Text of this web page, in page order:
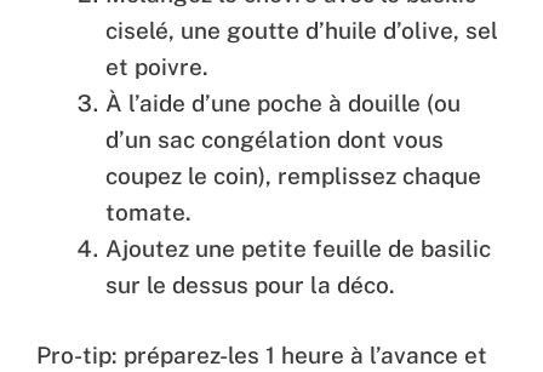
ciselé, une goutte d’huile d’olive, sel
et poivre.
À l’aide d’une poche à douille (ou
d’un sac congélation dont vous
coupez le coin), remplissez chaque
tomate.
Ajoutez une petite feuille de basilic
sur le dessus pour la déco.
Pro-tip: préparez-les 1 heure à l’avance et